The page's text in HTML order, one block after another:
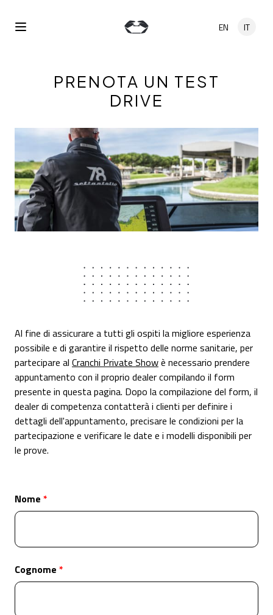
Open Menu
EN IT
PRENOTA UN TEST
DRIVE
Al fine di assicurare a tutti gli ospiti la migliore esperienza
possibile e di garantire il rispetto delle norme sanitarie, per
partecipare al Cranchi Private Showè necessario prendere
appuntamento con il proprio dealer compilando il form
presente in questa pagina. Dopo la compilazione del form, il
dealer di competenza contatterà i clienti per definire i
dettagli dell'appuntamento, precisare le condizioni per la
partecipazione e verificare le date e i modelli disponibili per
le prove.
Nome
Cognome